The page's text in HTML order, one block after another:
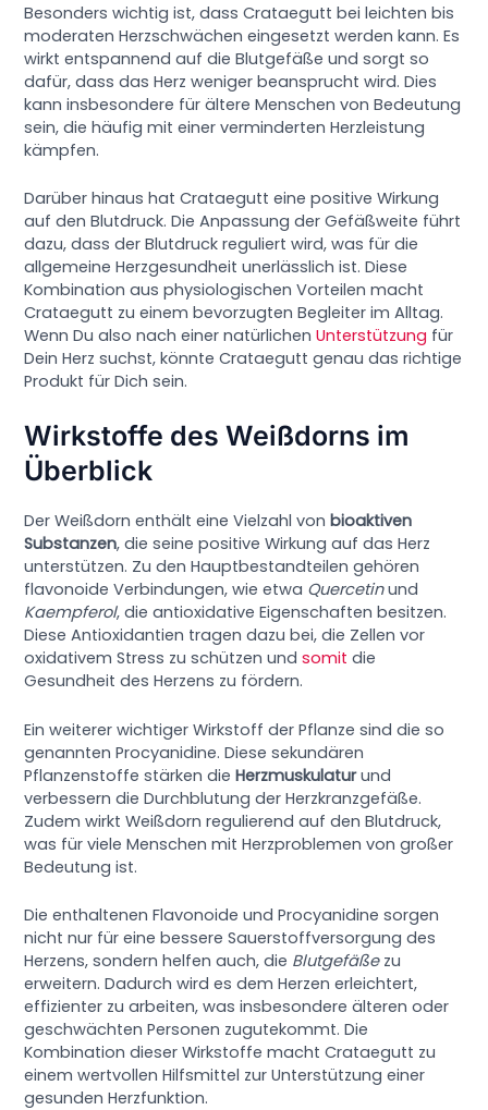
Besonders wichtig ist, dass Crataegutt bei leichten bis
moderaten Herzschwächen eingesetzt werden kann. Es
wirkt entspannend auf die Blutgefäße und sorgt so
dafür, dass das Herz weniger beansprucht wird. Dies
kann insbesondere für ältere Menschen von Bedeutung
sein, die häufig mit einer verminderten Herzleistung
kämpfen.
Darüber hinaus hat Crataegutt eine positive Wirkung
auf den Blutdruck. Die Anpassung der Gefäßweite führt
dazu, dass der Blutdruck reguliert wird, was für die
allgemeine Herzgesundheit unerlässlich ist. Diese
Kombination aus physiologischen Vorteilen macht
Crataegutt zu einem bevorzugten Begleiter im Alltag.
Wenn Du also nach einer natürlichenUnterstützung für
Dein Herz suchst, könnte Crataegutt genau das richtige
Produkt für Dich sein.
Wirkstoffe des Weißdorns im
Überblick
Der Weißdorn enthält eine Vielzahl vonbioaktiven
Substanzen, die seine positive Wirkung auf das Herz
unterstützen. Zu den Hauptbestandteilen gehören
flavonoide Verbindungen, wie etwa Quercetinund
Kaempferol, die antioxidative Eigenschaften besitzen.
Diese Antioxidantien tragen dazu bei, die Zellen vor
oxidativem Stress zu schützen undsomit die
Gesundheit des Herzens zu fördern.
Ein weiterer wichtiger Wirkstoff der Pflanze sind die so
genannten Procyanidine. Diese sekundären
Pflanzenstoffe stärken dieHerzmuskulaturund
verbessern die Durchblutung der Herzkranzgefäße.
Zudem wirkt Weißdorn regulierend auf den Blutdruck,
was für viele Menschen mit Herzproblemen von großer
Bedeutung ist.
Die enthaltenen Flavonoide und Procyanidine sorgen
nicht nur für eine bessere Sauerstoffversorgung des
Herzens, sondern helfen auch, die Blutgefäßezu
erweitern. Dadurch wird es dem Herzen erleichtert,
effizienter zu arbeiten, was insbesondere älteren oder
geschwächten Personen zugutekommt. Die
Kombination dieser Wirkstoffe macht Crataegutt zu
einem wertvollen Hilfsmittel zur Unterstützung einer
gesunden Herzfunktion.